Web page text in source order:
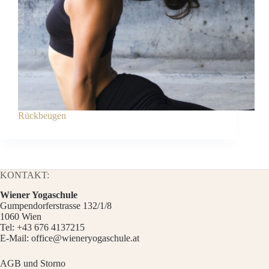
Rückbeugen
KONTAKT:
Wiener Yogaschule
Gumpendorferstrasse 132/1/8
1060 Wien
Tel: +43 676 4137215
E-Mail: office@wieneryogaschule.at
AGB und Storno